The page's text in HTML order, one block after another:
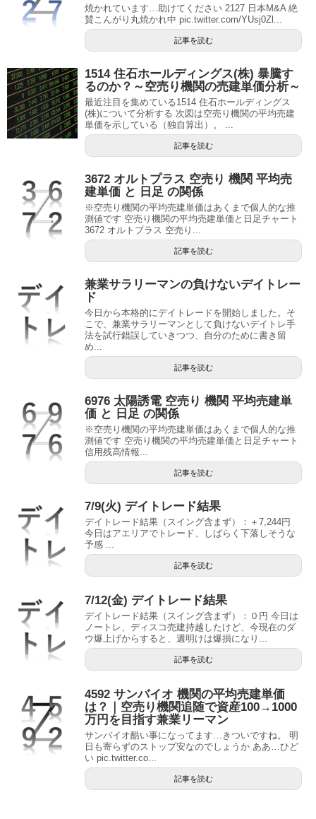
焼かれています…助けてください 2127 日本M&A 絶
賛こんがり丸焼かれ中 pic.twitter.com/YUsj0Zl...
記事を読む
1514 住石ホールディングス(株) 暴騰す
るのか？～空売り機関の売建単価分析～
最近注目を集めている1514 住石ホールディングス
(株)について分析する 次図は空売り機関の平均売建
単価を示している（独自算出）。 ...
記事を読む
3672 オルトプラス 空売り 機関 平均売
建単価 と 日足 の関係
※空売り機関の平均売建単価はあくまで個人的な推
測値です 空売り機関の平均売建単価と日足チャート
3672 オルトプラス 空売り...
記事を読む
兼業サラリーマンの負けないデイトレー
ド
今日から本格的にデイトレードを開始しました。そ
こで、兼業サラリーマンとして負けないデイトレ手
法を試行錯誤していきつつ、自分のために書き留
め...
記事を読む
6976 太陽誘電 空売り 機関 平均売建単
価 と 日足 の関係
※空売り機関の平均売建単価はあくまで個人的な推
測値です 空売り機関の平均売建単価と日足チャート
信用残高情報...
記事を読む
7/9(火) デイトレード結果
デイトレード結果（スイング含まず）：＋7,244円
今日はアエリアでトレード、しばらく下落しそうな
予感 ...
記事を読む
7/12(金) デイトレード結果
デイトレード結果（スイング含まず）：０円 今日は
ノートレ、ディスコ売建持越したけど、今現在のダ
ウ爆上げからすると、週明けは爆損になり...
記事を読む
4592 サンバイオ 機関の平均売建単価
は？｜空売り機関追随で資産100→1000
万円を目指す兼業リーマン
サンバイオ酷い事になってます…きついですね。 明
日も寄らずのストップ安なのでしょうか ああ…ひど
い pic.twitter.co...
記事を読む